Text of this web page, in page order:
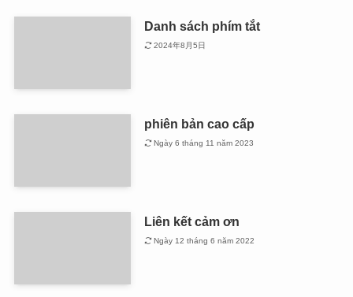
Danh sách phím tắt
2024年8月5日
phiên bản cao cấp
Ngày 6 tháng 11 năm 2023
Liên kết cảm ơn
Ngày 12 tháng 6 năm 2022